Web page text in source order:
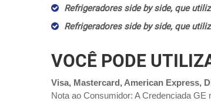
Refrigeradores side by side, que
Refrigeradores side by side, que
VOCÊ PODE
Visa, Mastercard, American Express,
Nota ao Consumidor: A Credenciada